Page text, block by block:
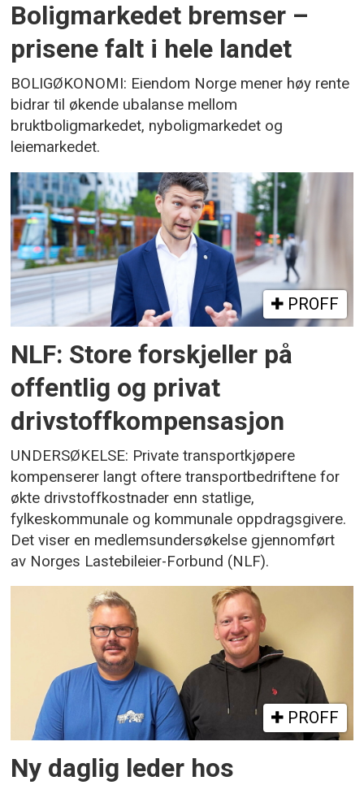
Boligmarkedet bremser –
prisene falt i hele landet
BOLIGØKONOMI: Eiendom Norge mener høy rente
bidrar til økende ubalanse mellom
bruktboligmarkedet, nyboligmarkedet og
leiemarkedet.
PROFF
NLF: Store forskjeller på
offentlig og privat
drivstoffkompensasjon
UNDERSØKELSE: Private transportkjøpere
kompenserer langt oftere transportbedriftene for
økte drivstoffkostnader enn statlige,
fylkeskommunale og kommunale oppdragsgivere.
Det viser en medlemsundersøkelse gjennomført
av Norges Lastebileier-Forbund (NLF).
PROFF
Ny daglig leder hos